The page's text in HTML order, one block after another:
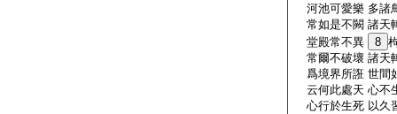
河池可愛樂 多諸
常如是不闕 諸天
堂殿常不異
8
常爾不破壞 諸天
爲境界所誑 世間
云何此處天 心不
心行於生死 以久